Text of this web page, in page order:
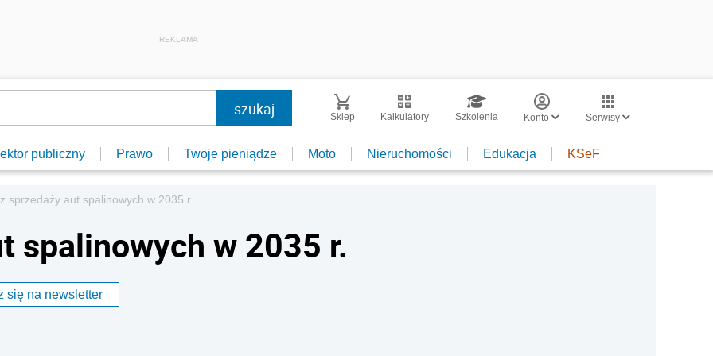
REKLAMA
Sklep Kalkulatory Szkolenia Konto Serwisy
publiczny Prawo Twoje pieniądze Moto Nieruchomości Edukacja KSeF
sprzedaży aut spalinowych w 2035 r.
spalinowych w 2035 r.
się na newsletter